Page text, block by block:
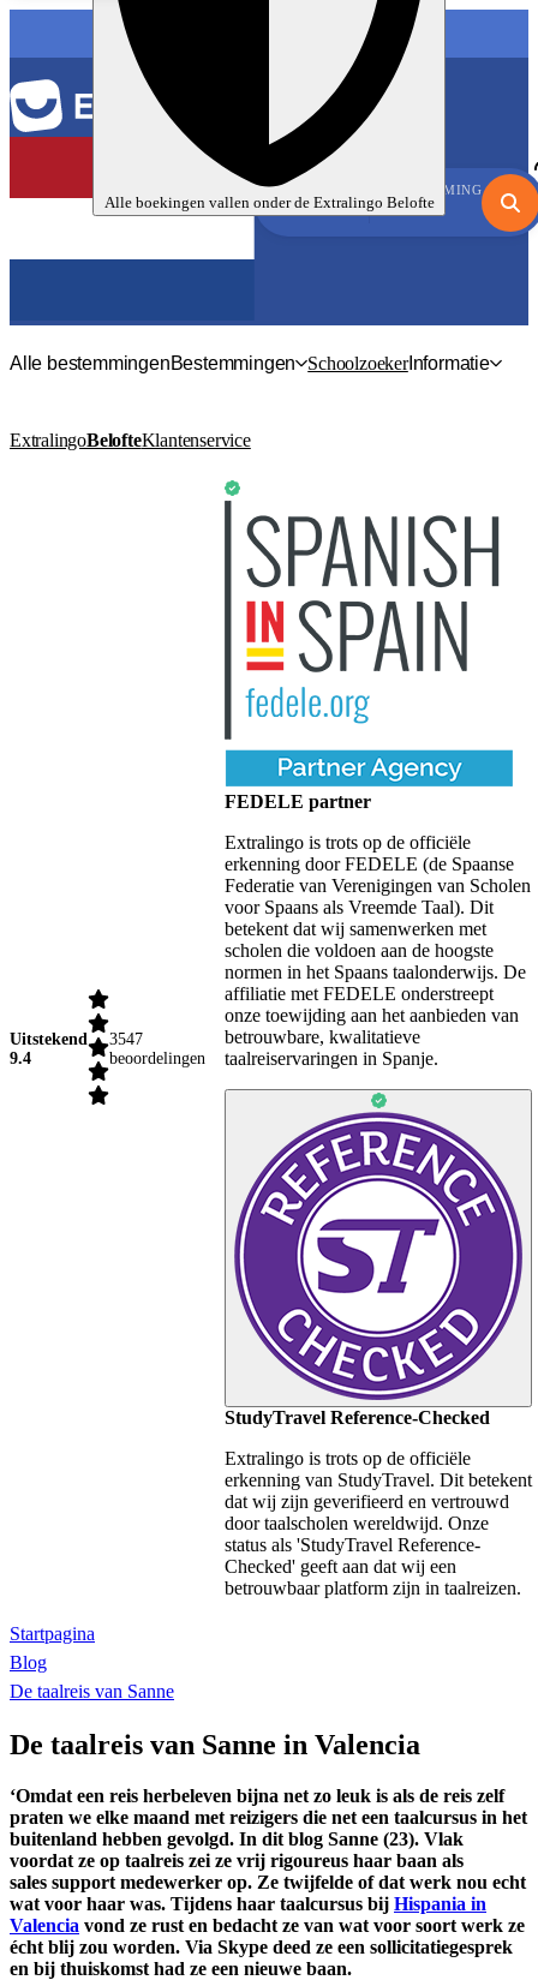
Alle boekingen vallen onder de Extralingo Belofte
TAAL BESTEMMING
Alle bestemmingenBestemmingen SchoolzoekerInformatie
ExtralingoBelofteKlantenservice
Uitstekend
9.4
3547
beoordelingen
FEDELE partner
Extralingo is trots op de officiële
erkenning door FEDELE (de Spaanse
Federatie van Verenigingen van Scholen
voor Spaans als Vreemde Taal). Dit
betekent dat wij samenwerken met
scholen die voldoen aan de hoogste
normen in het Spaans taalonderwijs. De
affiliatie met FEDELE onderstreept
onze toewijding aan het aanbieden van
betrouwbare, kwalitatieve
taalreiservaringen in Spanje.
StudyTravel Reference-Checked
Extralingo is trots op de officiële
erkenning van StudyTravel. Dit betekent
dat wij zijn geverifieerd en vertrouwd
door taalscholen wereldwijd. Onze
status als 'StudyTravel Reference-
Checked' geeft aan dat wij een
betrouwbaar platform zijn in taalreizen.
Startpagina
Blog
De taalreis van Sanne
De taalreis van Sanne in Valencia
‘Omdat een reis herbeleven bijna net zo leuk is als de reis zelf
praten we elke maand met reizigers die net een taalcursus in het
buitenland hebben gevolgd. In dit blog Sanne (23). Vlak
voordat ze op taalreis zei ze vrij rigoureus haar baan als
sales support medewerker op. Ze twijfelde of dat werk nou echt
wat voor haar was. Tijdens haar taalcursus bij Hispania in
Valencia vond ze rust en bedacht ze van wat voor soort werk ze
écht blij zou worden. Via Skype deed ze een sollicitatiegesprek
en bij thuiskomst had ze een nieuwe baan.